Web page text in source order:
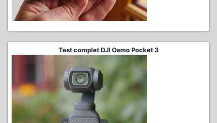
Test complet DJI Osmo Pocket 3